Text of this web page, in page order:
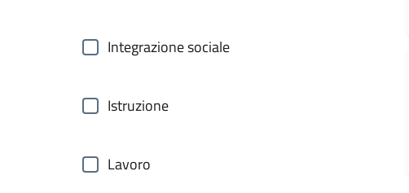
Integrazione sociale
Istruzione
Lavoro